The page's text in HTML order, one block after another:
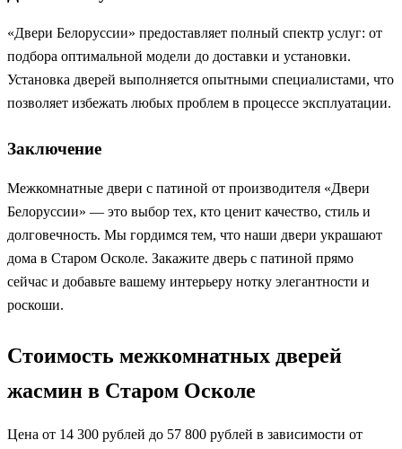
«Двери Белоруссии» предоставляет полный спектр услуг: от
подбора оптимальной модели до доставки и установки.
Установка дверей выполняется опытными специалистами, что
позволяет избежать любых проблем в процессе эксплуатации.
Заключение
Межкомнатные двери с патиной от производителя «Двери
Белоруссии» — это выбор тех, кто ценит качество, стиль и
долговечность. Мы гордимся тем, что наши двери украшают
дома в Старом Осколе. Закажите дверь с патиной прямо
сейчас и добавьте вашему интерьеру нотку элегантности и
роскоши.
Стоимость межкомнатных дверей
жасмин в Старом Осколе
Цена от 14 300 рублей до 57 800 рублей в зависимости от